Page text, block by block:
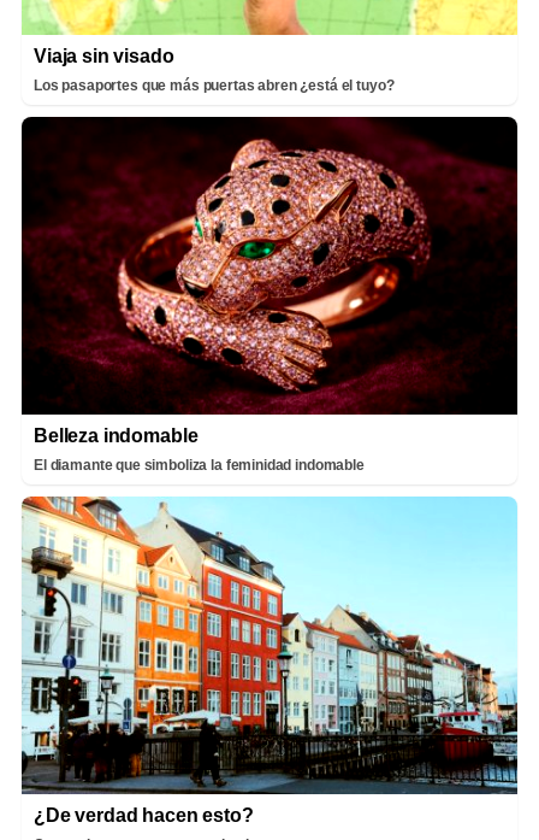
Viaja sin visado
Los pasaportes que más puertas abren ¿está el tuyo?
Belleza indomable
El diamante que simboliza la feminidad indomable
¿De verdad hacen esto?